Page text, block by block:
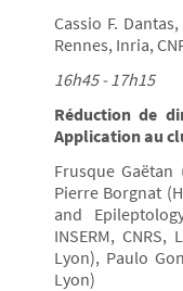
Cassio F.
Rennes, Inria,
16h45 - 17h15
Réduction de
Application au
Frusque Gaëtan
Pierre Borgnat
and
INSERM,
Lyon), Paulo
Lyon)